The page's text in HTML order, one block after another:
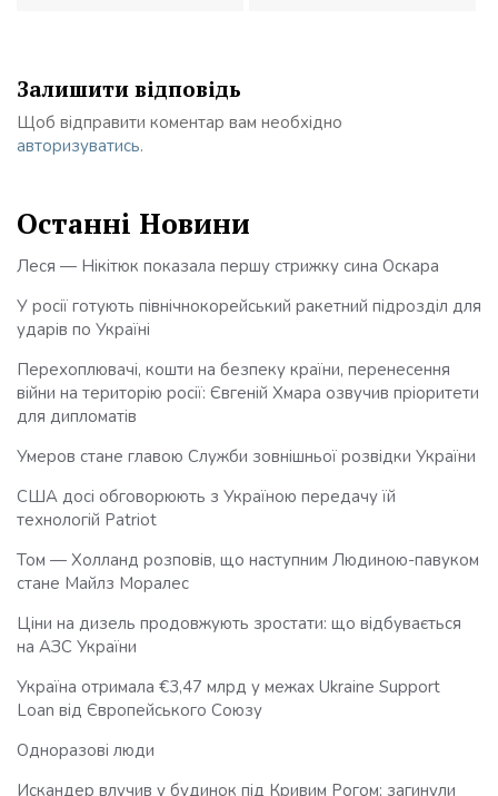
Залишити відповідь
Щоб відправити коментар вам необхідно
авторизуватись.
Останні Новини
Леся — Нікітюк показала першу стрижку сина Оскара
У росії готують північнокорейський ракетний підрозділ для
ударів по Україні
Перехоплювачі, кошти на безпеку країни, перенесення
війни на територію росії: Євгеній Хмара озвучив пріоритети
для дипломатів
Умеров стане главою Служби зовнішньої розвідки України
США досі обговорюють з Україною передачу їй
технологій Patriot
Том — Холланд розповів, що наступним Людиною-павуком
стане Майлз Моралес
Ціни на дизель продовжують зростати: що відбувається
на АЗС України
Україна отримала €3,47 млрд у межах Ukraine Support
Loan від Європейського Союзу
Одноразові люди
Искандер влучив у будинок під Кривим Рогом: загинули